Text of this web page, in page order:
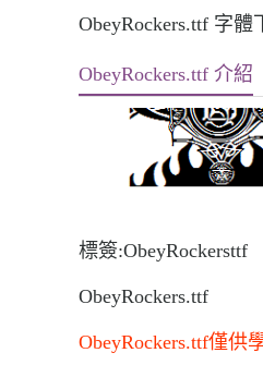
ObeyRockers.ttf 字體
ObeyRockers.ttf 介紹
標簽:ObeyRockersttf
ObeyRockers.ttf
ObeyRockers.ttf僅